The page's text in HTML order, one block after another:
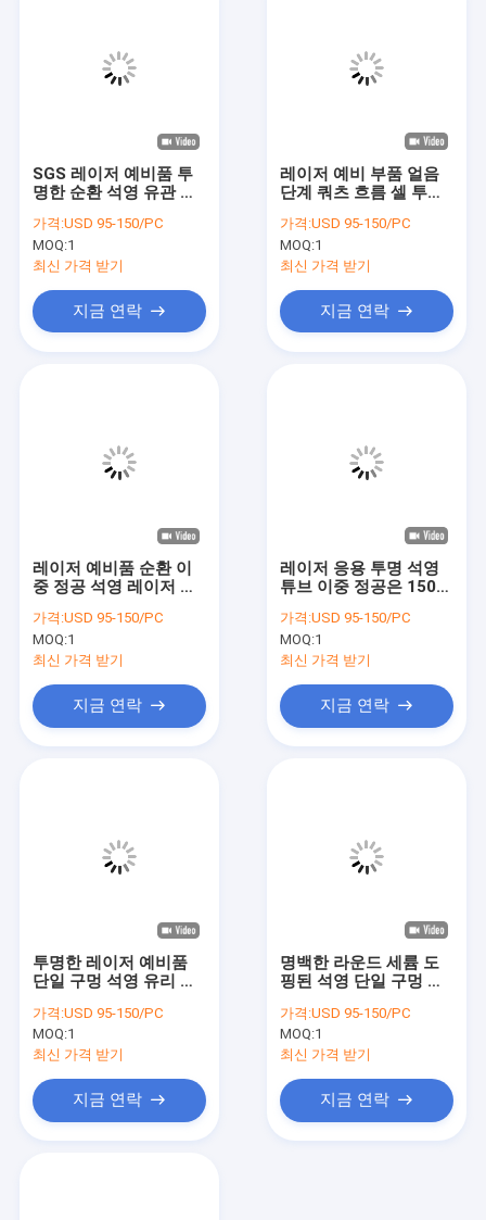
비디오
품질 관리
저희와 연락
인용 을 요청 하십시오
광학 석영 유리
석영 유리 가공
석영 유리관
석영 모세관
SGS 레이저 예비품 투
명한 순환 석영 유관 이
가격:USD 95-150/PC
MOQ:1
최신 가격 받기
지금 연락
레이저 예비 부품 얼음
단계 쿼츠 흐름 셀 투명
가격:USD 95-150/PC
MOQ:1
최신 가격 받기
지금 연락
레이저 예비품 순환 이
중 정공 석영 레이저 유
가격:USD 95-150/PC
MOQ:1
최신 가격 받기
지금 연락
레이저 응용 투명 석영
튜브 이중 정공은 150
다
가격:USD 95-150/PC
MOQ:1
최신 가격 받기
지금 연락
투명한 레이저 예비품
단일 구멍 석영 유리 레
가격:USD 95-150/PC
MOQ:1
최신 가격 받기
지금 연락
명백한 라운드 세륨 도
핑된 석영 단일 구멍 레
가격:USD 95-150/PC
MOQ:1
최신 가격 받기
지금 연락